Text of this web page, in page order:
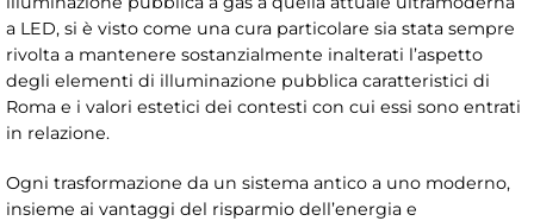
a LED, si è visto come una cura particolare sia stata sempre
rivolta a mantenere sostanzialmente inalterati l’aspetto
degli elementi di illuminazione pubblica caratteristici di
Roma e i valori estetici dei contesti con cui essi sono entrati
in relazione.
Ogni trasformazione da un sistema antico a uno moderno,
insieme ai vantaggi del risparmio dell’energia e